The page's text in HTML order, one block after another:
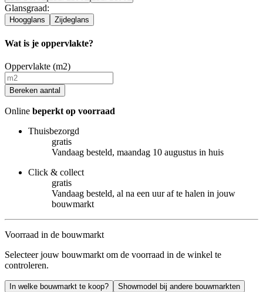
Glansgraad:
Hoogglans Zijdeglans
Wat is je oppervlakte?
Oppervlakte (m2)
Bereken aantal
Online beperkt op voorraad
Thuisbezorgd
gratis
Vandaag besteld, maandag 10 augustus in huis
Click & collect
gratis
Vandaag besteld, al na een uur af te halen in jouw
bouwmarkt
Voorraad in de bouwmarkt
Selecteer jouw bouwmarkt om de voorraad in de winkel te
controleren.
In welke bouwmarkt te koop? Showmodel bij andere bouwmarkten